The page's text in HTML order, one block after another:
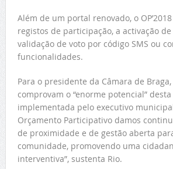
Além de um portal renovado, o
registos de participação, a activação
validação de voto por código SMS ou
funcionalidades.
Para o presidente da Câmara de
comprovam o “enorme potencial”
implementada pelo executivo
Orçamento Participativo damos
de proximidade e de gestão aberta
comunidade, promovendo uma
interventiva”, sustenta Rio.